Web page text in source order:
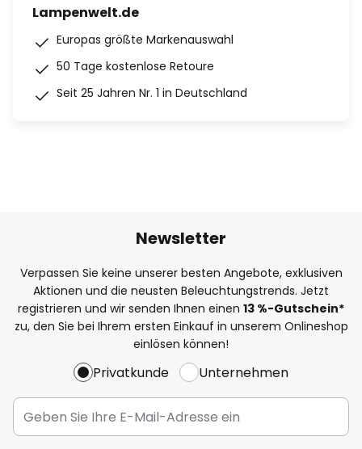
Lampenwelt.de
Europas größte Markenauswahl
50 Tage kostenlose Retoure
Seit 25 Jahren Nr. 1 in Deutschland
Newsletter
Verpassen Sie keine unserer besten Angebote, exklusiven
Aktionen und die neusten Beleuchtungstrends. Jetzt
registrieren und wir senden Ihnen einen 13 %-Gutschein*
zu, den Sie bei Ihrem ersten Einkauf in unserem Onlineshop
einlösen können!
Privatkunde Unternehmen